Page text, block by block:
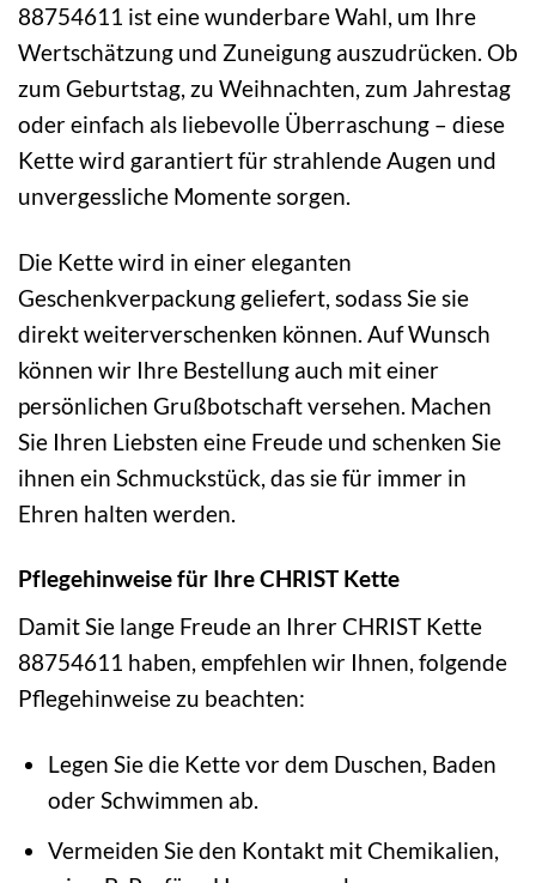
88754611 ist eine wunderbare Wahl, um Ihre
Wertschätzung und Zuneigung auszudrücken. Ob
zum Geburtstag, zu Weihnachten, zum Jahrestag
oder einfach als liebevolle Überraschung – diese
Kette wird garantiert für strahlende Augen und
unvergessliche Momente sorgen.
Die Kette wird in einer eleganten
Geschenkverpackung geliefert, sodass Sie sie
direkt weiterverschenken können. Auf Wunsch
können wir Ihre Bestellung auch mit einer
persönlichen Grußbotschaft versehen. Machen
Sie Ihren Liebsten eine Freude und schenken Sie
ihnen ein Schmuckstück, das sie für immer in
Ehren halten werden.
Pflegehinweise für Ihre CHRIST Kette
Damit Sie lange Freude an Ihrer CHRIST Kette
88754611 haben, empfehlen wir Ihnen, folgende
Pflegehinweise zu beachten:
Legen Sie die Kette vor dem Duschen, Baden
oder Schwimmen ab.
Vermeiden Sie den Kontakt mit Chemikalien,